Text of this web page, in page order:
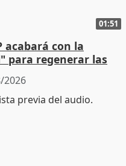
01:51
acabará con la
para regenerar las
2026